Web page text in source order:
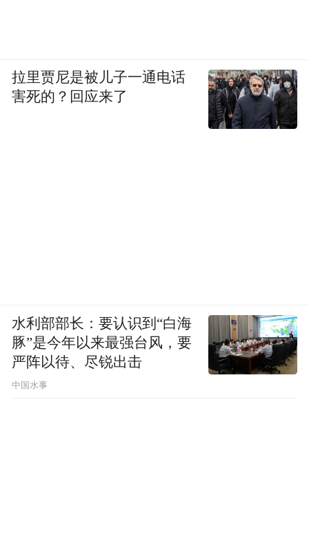
拉里贾尼是被儿子一通电话
害死的？回应来了
水利部部长：要认识到“白海
豚”是今年以来最强台风，要
严阵以待、尽锐出击
中国水事